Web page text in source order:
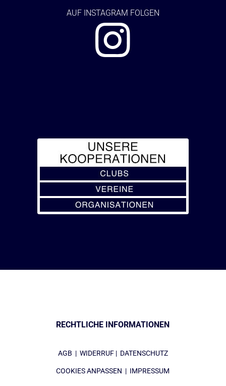
AUF INSTAGRAM FOLGEN
RECHTLICHE INFORMATIONEN
AGB | WIDERRUF| DATENSCHUTZ
COOKIES ANPASSEN | IMPRESSUM